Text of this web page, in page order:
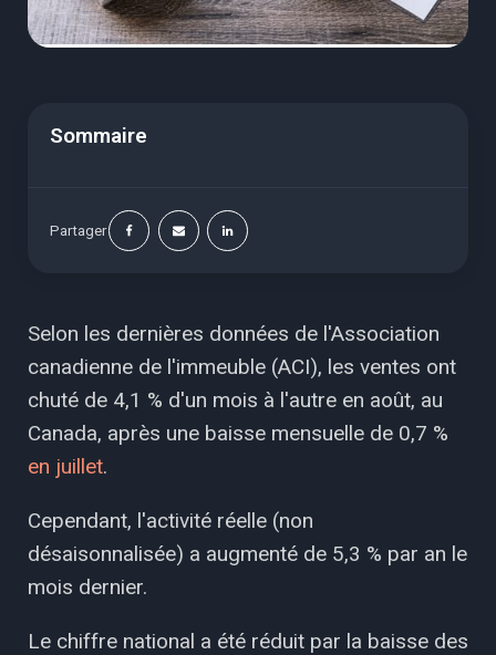
Sommaire
Partager
Selon les dernières données de l'Association
canadienne de l'immeuble (ACI), les ventes ont
chuté de 4,1 % d'un mois à l'autre en août, au
Canada, après une baisse mensuelle de 0,7 %
en juillet.
Cependant, l'activité réelle (non
désaisonnalisée) a augmenté de 5,3 % par an le
mois dernier.
Le chiffre national a été réduit par la baisse des